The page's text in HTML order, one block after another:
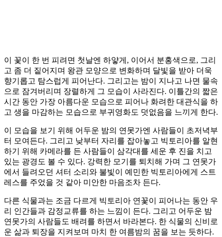
이 꽃이 한 번 피려면 첫날엔 하얗게, 이어서 분홍색으로, 그리
고 좀 더 짙어지며 왕관 모양으로 변화하며 달빛을 받아 더욱
향기롭고 탐스럽게 피어난다. 그리고는 밤이 지나고 나면 물속
으로 잠겨버리며 장렬하게 그 모습이 사라진다. 이틀간의 짧은
시간 동안 가장 아름다운 모습으로 피어나 화려한 대관식을 하
고 생을 마감하는 모습으로 부귀영화도 덧없음을 느끼게 한다.
이 모습을 보기 위해 어두운 밤의 연못가엔 사람들이 초저녁부
터 모여든다. 그리고 낮부터 자리를 잡아놓고 빅토리아를 알현
하기 위해 카메라를 든 사람들이 삼각대를 세운 후 진을 치고
있는 광경도 볼 수 있다. 강력한 모기를 퇴치해 가며 그 연못가
에서 들려오던 셔터 소리와 불빛이 예민한 빅토리아에게 스트
레스를 주었을 것 같아 미안한 마음조차 든다.
다른 식물과는 조금 다르게 빅토리아 연꽃이 피어나는 동안 우
리 인간들과 감정교류를 하는 느낌이 든다. 그리고 어두운 밤
연못가의 사람들도 배려를 하면서 바라본다. 한 식물의 신비로
운 삶과 퇴장을 지켜보며 마치 한 여름밤의 꿈을 보는 듯하다.